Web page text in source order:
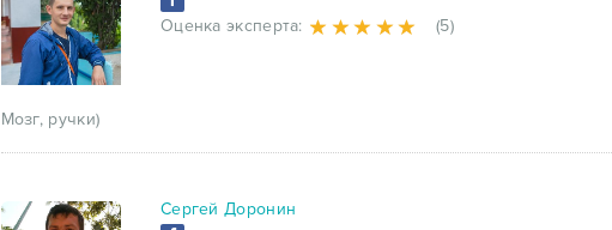
Оценка эксперта: (5)
Мозг, ручки)
Сергей Доронин